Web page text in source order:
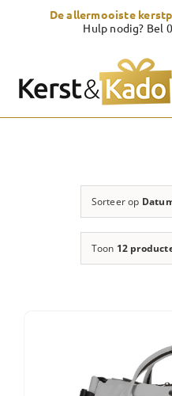
De allermooiste
Hulp nodig? Bel
Zelf samenstellen
Sorteer op
Toon 12